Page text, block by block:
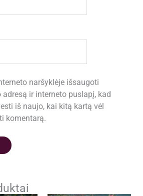
naršyklėje išsaugoti
adresą ir interneto puslapį, kad
iš naujo, kai kitą kartą vėl
komentarą.